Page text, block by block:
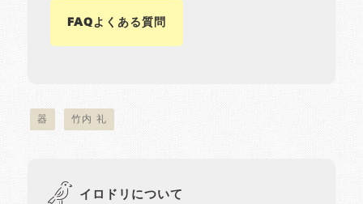
FAQよくある質問
器 竹内 礼
イロドリについて